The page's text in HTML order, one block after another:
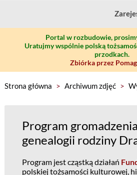
Portal w rozbudowie,
Uratujmy wspólnie polską
przodkach.
Zbiórka przez
Strona główna > Archiwum zdjęć >
Program
genealogii rodziny
Program jest cząstką działań
polskiej tożsamości kulturowej,